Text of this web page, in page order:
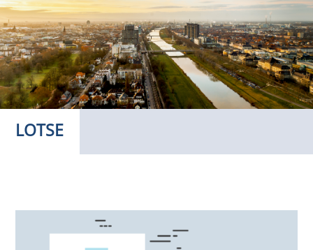
LOTSE